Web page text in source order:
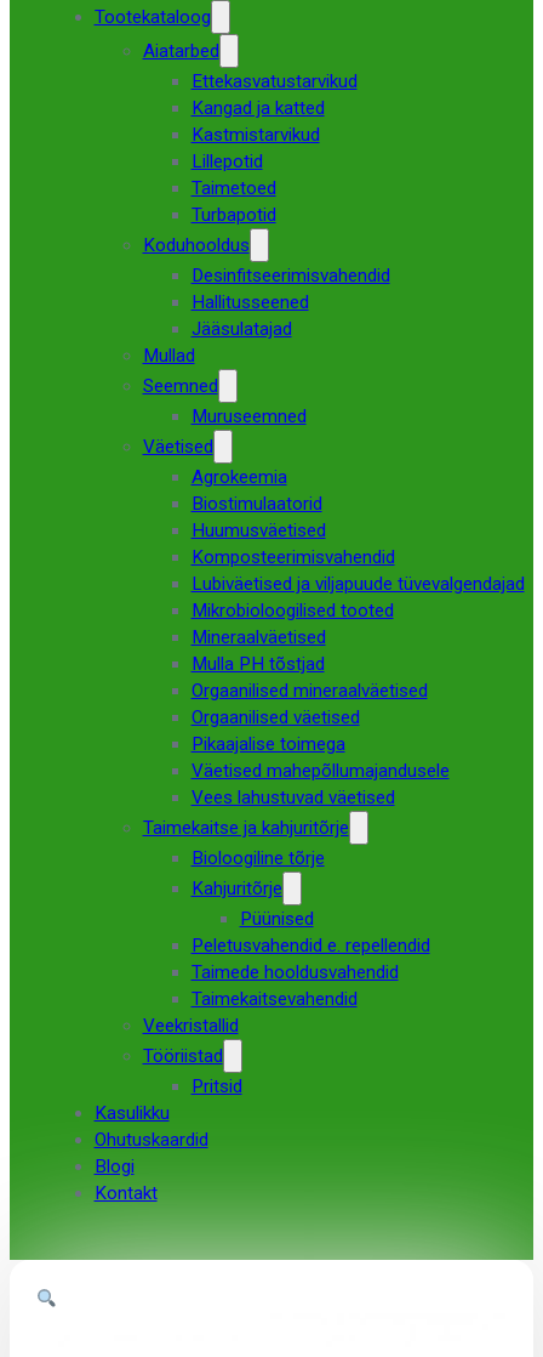
Tootekataloog
Aiatarbed
Ettekasvatustarvikud
Kangad ja katted
Kastmistarvikud
Lillepotid
Taimetoed
Turbapotid
Koduhooldus
Desinfitseerimisvahendid
Hallitusseened
Jääsulatajad
Mullad
Seemned
Muruseemned
Väetised
Agrokeemia
Biostimulaatorid
Huumusväetised
Komposteerimisvahendid
Lubiväetised ja viljapuude tüvevalgendajad
Mikrobioloogilised tooted
Mineraalväetised
Mulla PH tõstjad
Orgaanilised mineraalväetised
Orgaanilised väetised
Pikaajalise toimega
Väetised mahepõllumajandusele
Vees lahustuvad väetised
Taimekaitse ja kahjuritõrje
Bioloogiline tõrje
Kahjuritõrje
Püünised
Peletusvahendid e. repellendid
Taimede hooldusvahendid
Taimekaitsevahendid
Veekristallid
Tööriistad
Pritsid
Kasulikku
Ohutuskaardid
Blogi
Kontakt